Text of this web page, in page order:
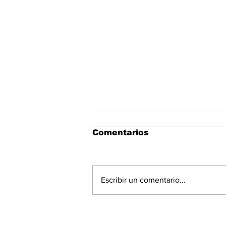
Comentarios
Escribir un comentario...